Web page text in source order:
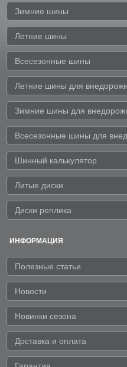
Зимние шины
Летние шины
Всесезонные шины
Летние шины для
Зимние шины для
Всесезонные шины для
Шинный калькулятор
Литые диски
Диски реплика
ИНФОРМАЦИЯ
Полезные статьи
Новости
Новинки сезона
Доставка и оплата